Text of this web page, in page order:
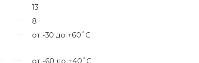
13
8
от -30 до +60˚C
от -60 до +40˚C